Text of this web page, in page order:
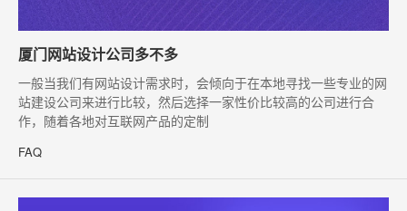
厦门网站设计公司多不多
​一般当我们有网站设计需求时，会倾向于在本地寻找一些专业的网
站建设公司来进行比较，然后选择一家性价比较高的公司进行合
作，随着各地对互联网产品的定制
FAQ